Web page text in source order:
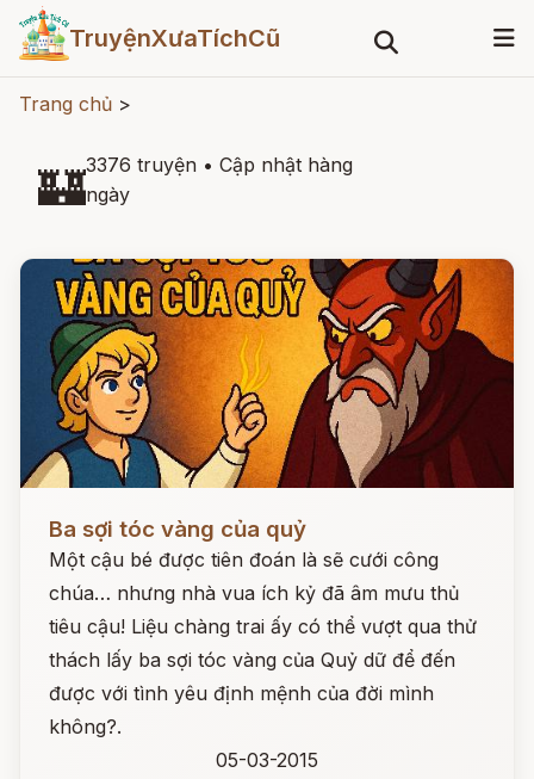
TruyệnXưaTíchCũ
Trang chủ >
🏰3376 truyện • Cập nhật hàng
ngày
Ba sợi tóc vàng của quỷ
Một cậu bé được tiên đoán là sẽ cưới công
chúa… nhưng nhà vua ích kỷ đã âm mưu thủ
tiêu cậu! Liệu chàng trai ấy có thể vượt qua thử
thách lấy ba sợi tóc vàng của Quỷ dữ để đến
được với tình yêu định mệnh của đời mình
không?.
05-03-2015